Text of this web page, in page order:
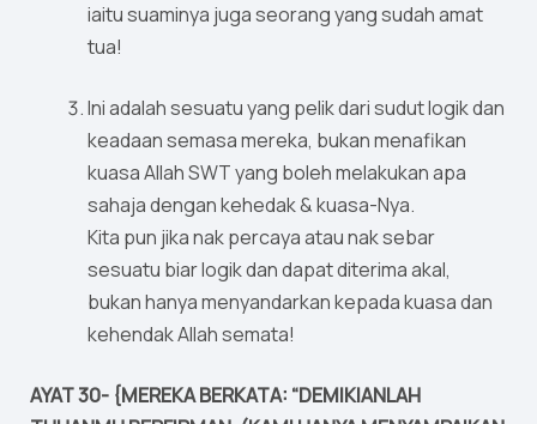
iaitu suaminya juga seorang yang sudah amat
tua!
Ini adalah sesuatu yang pelik dari sudut logik dan
keadaan semasa mereka, bukan menafikan
kuasa Allah SWT yang boleh melakukan apa
sahaja dengan kehedak & kuasa-Nya.
Kita pun jika nak percaya atau nak sebar
sesuatu biar logik dan dapat diterima akal,
bukan hanya menyandarkan kepada kuasa dan
kehendak Allah semata!
AYAT 30- {MEREKA BERKATA: “DEMIKIANLAH